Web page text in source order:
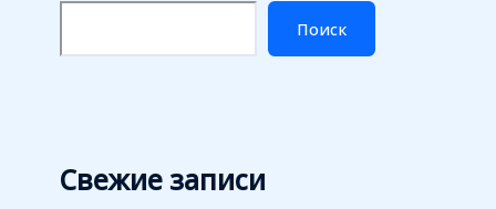
Поиск
Свежие записи